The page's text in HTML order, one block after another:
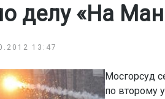
делу «На
13:47
Мосгорсуд
по второму